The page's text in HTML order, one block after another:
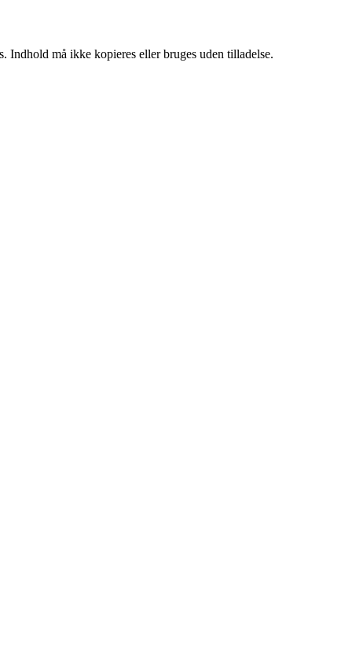
må ikke kopieres eller bruges uden tilladelse.